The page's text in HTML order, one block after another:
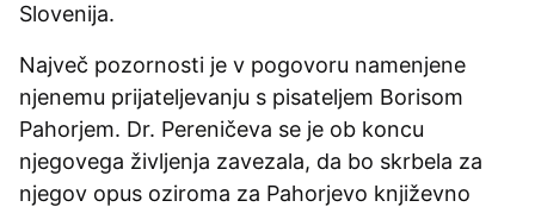
Slovenija.
Največ pozornosti je v pogovoru namenjene
njenemu prijateljevanju s pisateljem Borisom
Pahorjem. Dr. Pereničeva se je ob koncu
njegovega življenja zavezala, da bo skrbela za
njegov opus oziroma za Pahorjevo književno